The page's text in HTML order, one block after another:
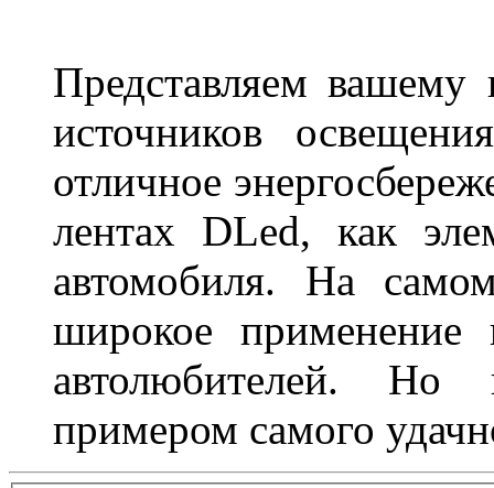
Представляем
источников
отличное
лентах DLed, как
автомобиля. На
широкое
автолюбителей. Но
примером самого